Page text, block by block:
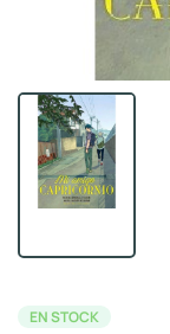
EN STOCK